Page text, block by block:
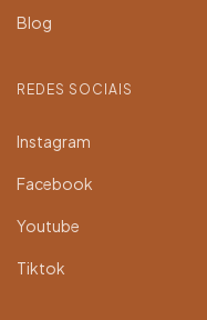
Blog
REDES SOCIAIS
Instagram
Facebook
Youtube
Tiktok